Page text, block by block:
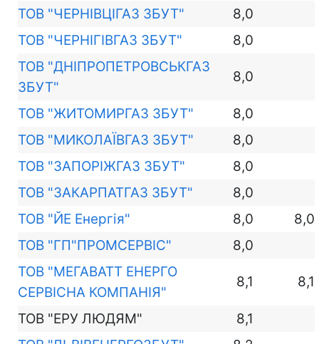
ТОВ "ЧЕРНІВЦІГАЗ ЗБУТ"
8,0
ТОВ "ЧЕРНІГІВГАЗ ЗБУТ"
8,0
ТОВ "ДНІПРОПЕТРОВСЬКГАЗ
ЗБУТ"
8,0
ТОВ "ЖИТОМИРГАЗ ЗБУТ"
8,0
ТОВ "МИКОЛАЇВГАЗ ЗБУТ"
8,0
ТОВ "ЗАПОРІЖГАЗ ЗБУТ"
8,0
ТОВ "ЗАКАРПАТГАЗ ЗБУТ"
8,0
ТОВ "ЙЕ Енергія"
8,0
8,0
ТОВ "ГП"ПРОМСЕРВІС"
8,0
ТОВ "МЕГАВАТТ ЕНЕРГО
СЕРВІСНА КОМПАНІЯ"
8,1 8,1
ТОВ "ЕРУ ЛЮДЯМ"
8,1